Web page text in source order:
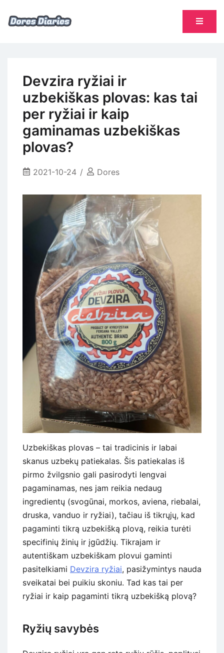
Devzira ryžiai ir
uzbekiškas plovas: kas tai
per ryžiai ir kaip
gaminamas uzbekiškas
plovas?
2021-10-24 Dores
Uzbekiškas plovas – tai tradicinis ir labai
skanus uzbekų patiekalas. Šis patiekalas iš
pirmo žvilgsnio gali pasirodyti lengvai
pagaminamas, nes jam reikia nedaug
ingredientų (svogūnai, morkos, aviena, riebalai,
druska, vanduo ir ryžiai), tačiau iš tikrųjų, kad
pagaminti tikrą uzbekišką plovą, reikia turėti
specifinių žinių ir įgūdžių. Tikrajam ir
autentiškam uzbekiškam plovui gaminti
pasitelkiami Devzira ryžiai, pasižymintys nauda
sveikatai bei puikiu skoniu. Tad kas tai per
ryžiai ir kaip pagaminti tikrą uzbekišką plovą?
Ryžių savybės